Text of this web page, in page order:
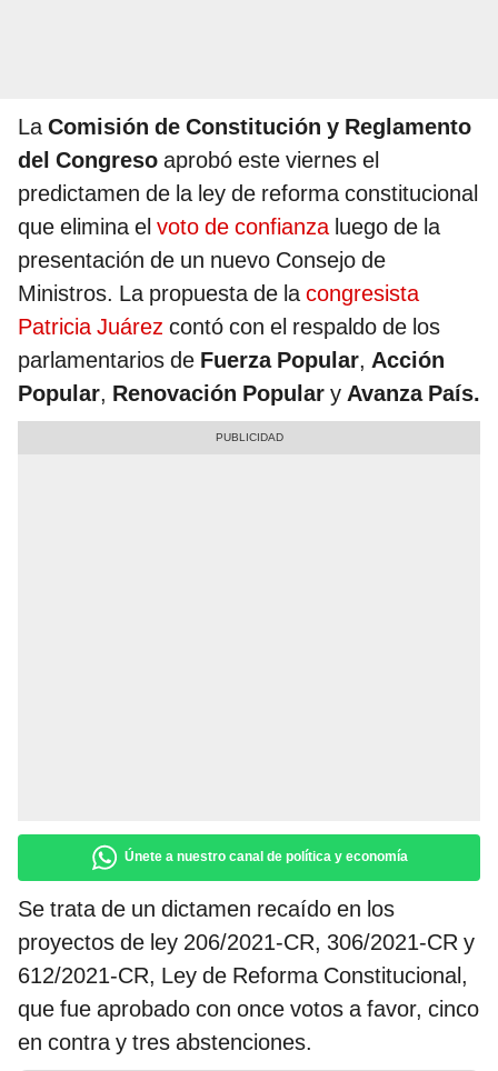
LaComisión de Constitución y Reglamento
del Congreso aprobó este viernes el
predictamen de la ley de reforma constitucional
que elimina el voto de confianzaluego de la
presentación de un nuevo Consejo de
Ministros. La propuesta de lacongresista
Patricia Juárez contó con el respaldo de los
parlamentarios de Fuerza Popular, Acción
Popular, Renovación Popular y Avanza País.
Únete a nuestro canal de política y economía
Se trata de un dictamen recaído en los
proyectos de ley 206/2021-CR, 306/2021-CR y
612/2021-CR, Ley de Reforma Constitucional,
que fue aprobado con once votos a favor, cinco
en contra y tres abstenciones.